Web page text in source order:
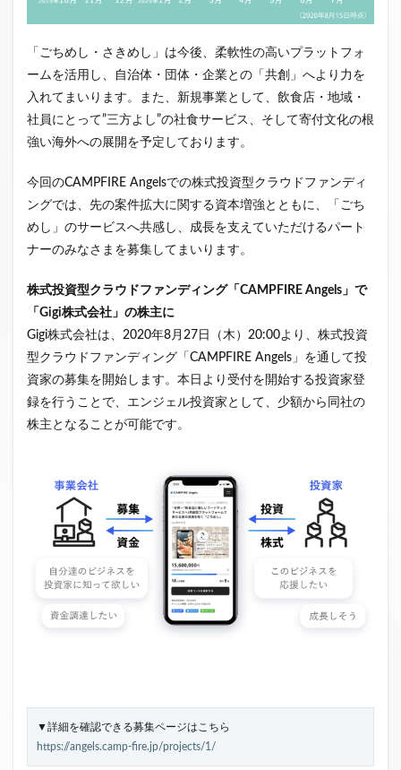
「ごちめし・さきめし」は今後、柔軟性の高いプラットフォ
ームを活用し、自治体・団体・企業との「共創」へより力を
入れてまいります。また、新規事業として、飲食店・地域・
社員にとって”三方よし”の社食サービス、そして寄付文化の根
強い海外への展開を予定しております。
今回のCAMPFIRE Angelsでの株式投資型クラウドファンディ
ングでは、先の案件拡大に関する資本増強とともに、「ごち
めし」のサービスへ共感し、成長を支えていただけるパート
ナーのみなさまを募集してまいります。
株式投資型クラウドファンディング「CAMPFIRE Angels」で
「Gigi株式会社」の株主に
Gigi株式会社は、2020年8月27日（木）20:00より、株式投資
型クラウドファンディング「CAMPFIRE Angels」を通して投
資家の募集を開始します。本日より受付を開始する投資家登
録を行うことで、エンジェル投資家として、少額から同社の
株主となることが可能です。
▼詳細を確認できる募集ページはこちら
https://angels.camp-fire.jp/projects/1/